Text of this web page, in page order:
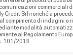
commerciali
Credit Srl nonché a
compimento di indagini o
modalità
al Regolamento
101/2018